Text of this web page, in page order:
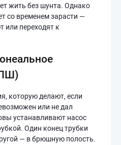
жить без шунта. Однако
со временем зарасти —
или переходят к
которую делают, если
или не дал
устанавливают насос
Один конец трубки
— в брюшную полость.